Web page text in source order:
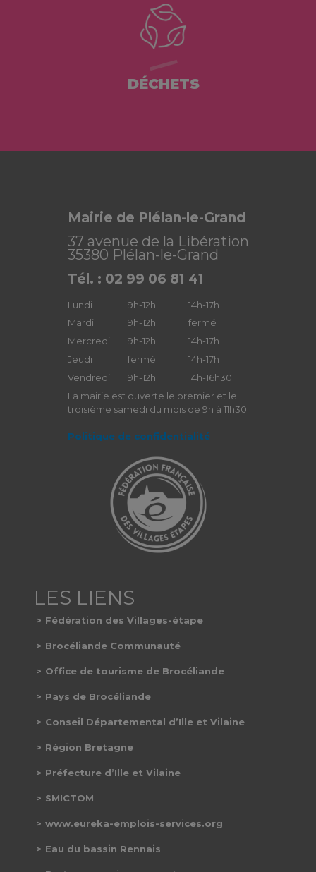
DÉCHETS
Mairie de Plélan-le-Grand
37 avenue de la Libération
35380 Plélan-le-Grand
Tél. : 02 99 06 81 41
Lundi 9h-12h
14h-17h
Mardi
9h-12h
fermé
Mercredi
9h-12h
14h-17h
Jeudi
fermé
14h-17h
Vendredi
9h-12h
14h-16h30
La mairie est ouverte le premier et le
troisième samedi du mois de 9h à 11h30
Politique de confidentialité
Fédération des Villages-étape
Brocéliande Communauté
Office de tourisme de Brocéliande
Pays de Brocéliande
Conseil Départemental d’Ille et Vilaine
Région Bretagne
Préfecture d’Ille et Vilaine
SMICTOM
www.eureka-emplois-services.org
Eau du bassin Rennais